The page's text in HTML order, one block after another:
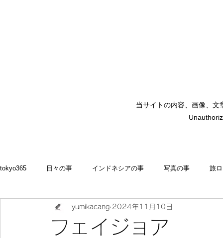
当サイトの内容、画像、
tokyo365 日々の事 インドネシアの事 写真の事 旅
食いしん坊 blog お料理・memasak
フェイジョア
yumikacang 2024年11月10日